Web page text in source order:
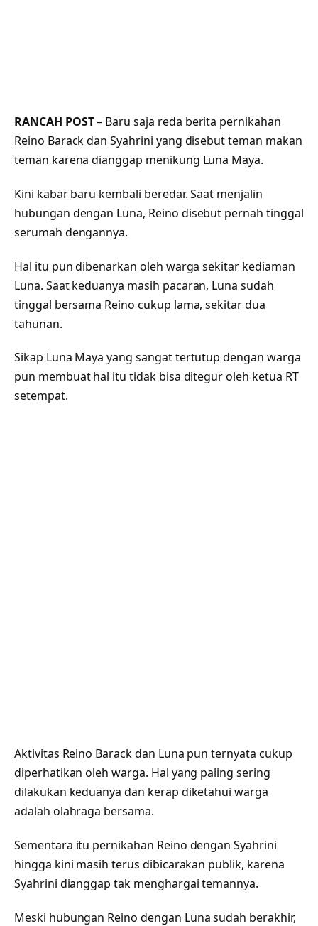
RANCAH POST– Baru saja reda berita pernikahan
Reino Barack dan Syahrini yang disebut teman makan
teman karena dianggap menikung Luna Maya.
Kini kabar baru kembali beredar. Saat menjalin
hubungan dengan Luna, Reino disebut pernah tinggal
serumah dengannya.
Hal itu pun dibenarkan oleh warga sekitar kediaman
Luna. Saat keduanya masih pacaran, Luna sudah
tinggal bersama Reino cukup lama, sekitar dua
tahunan.
Sikap Luna Maya yang sangat tertutup dengan warga
pun membuat hal itu tidak bisa ditegur oleh ketua RT
setempat.
Aktivitas Reino Barack dan Luna pun ternyata cukup
diperhatikan oleh warga. Hal yang paling sering
dilakukan keduanya dan kerap diketahui warga
adalah olahraga bersama.
Sementara itu pernikahan Reino dengan Syahrini
hingga kini masih terus dibicarakan publik, karena
Syahrini dianggap tak menghargai temannya.
Meski hubungan Reino dengan Luna sudah berakhir,